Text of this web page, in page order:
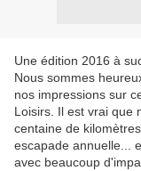
Une édition 2016 à
Nous sommes
nos impressions sur
Loisirs. Il est vrai que
centaine de
escapade annuelle...
avec beaucoup